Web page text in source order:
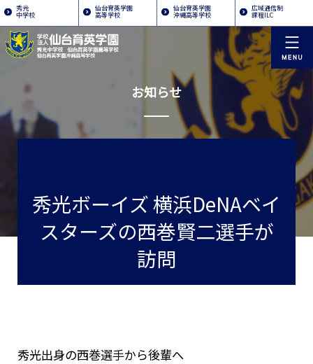
秀光
中学校
仙台育英学園
高等学校
仙台育英学園
沖縄高等学校
広域通信制
課程ILC
お知らせ
秀光ボーイズ 横浜DeNAベイ
スターズの西巻賢二選手が
訪問
秀光出身の西巻選手から後輩へ